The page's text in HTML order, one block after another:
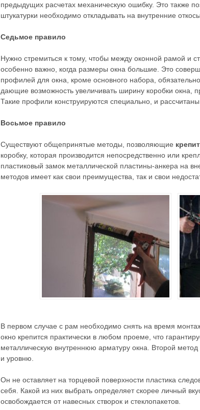
предыдущих расчетах механическую ошибку. Это также
штукатурки необходимо откладывать на внутренние откосы.
Седьмое правило
Нужно стремиться к тому, чтобы между оконной рамой и
особенно важно, когда размеры окна большие. Это
профилей для окна, кроме основного набора,
дающие возможность увеличивать ширину коробки окна,
Такие профили конструируются специально, и
Восьмое правило
Существуют общепринятые методы, позволяющие
коробку, которая производится непосредственно или
пластиковый замок металлической пластины-анкера на
методов имеет как свои преимущества, так и свои
В первом случае с рам необходимо снять на время
окно крепится практически в любом проеме, что
металлическую внутреннюю арматуру окна. Второй
и уровню.
Он не оставляет на торцевой поверхности пластика
себя. Какой из них выбрать определяет скорее личный
освобождается от навесных створок и стеклопакетов.